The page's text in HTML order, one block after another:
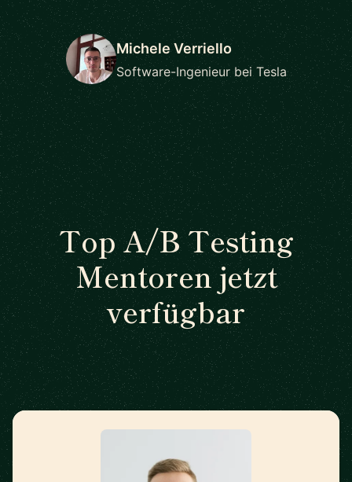
Michele Verriello
Software-Ingenieur bei Tesla
Top A/B Testing
Mentoren jetzt
verfügbar